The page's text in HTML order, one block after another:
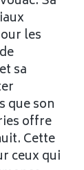
les
sa
que son
offre
Cette
ceux qui